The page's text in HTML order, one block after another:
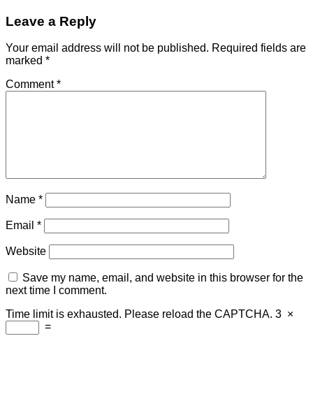
Leave a Reply
Your email address will not be published. Required fields are
marked *
Comment*
Name *
Email *
Website
Save my name, email, and website in this browser for the
next time I comment.
Time limit is exhausted. Please reload the CAPTCHA. 3 ×
=